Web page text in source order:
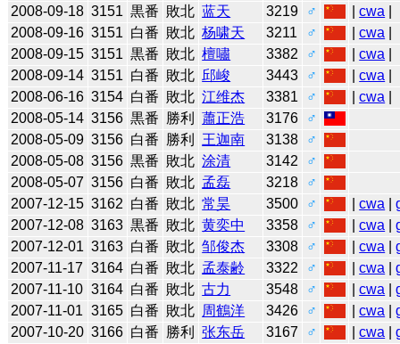
2008-09-18 3151 黒番 敗北 蓝天 3219 ♂ |cwa
2008-09-16 3151 白番 敗北 杨啸天 3211 ♂ |cwa
2008-09-15 3151 黒番 敗北 檀嘯 3382 ♂ |cwa
2008-09-14 3151 白番 敗北 邱峻 3443 ♂ |cwa
2008-06-16 3154 白番 敗北 江维杰 3381 ♂ |cwa
2008-05-14 3156 黒番 勝利 蕭正浩 3176
♂
2008-05-09 3156 白番 勝利 王迦南 3138
♂
2008-05-08 3156 黒番 敗北 涂清 3142
♂
2008-05-07 3156 白番 敗北 孟磊 3218
♂
2007-12-15 3162 白番 敗北 常昊 3500 ♂ |cwa |
2007-12-08 3163 黒番 敗北 黄奕中 3358 ♂ |cwa |
2007-12-01 3163 白番 敗北 邹俊杰 3308 ♂ |cwa |
2007-11-17 3164 白番 敗北 孟泰齢 3322 ♂ |cwa |
2007-11-10 3164 白番 敗北 古力 3548 ♂ |cwa |
2007-11-01 3165 白番 敗北 周鶴洋 3426 ♂ |cwa |
2007-10-20 3166 白番 勝利 张东岳 3167 ♂ |cwa |